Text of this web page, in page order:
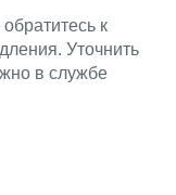
к
Уточнить
в службе